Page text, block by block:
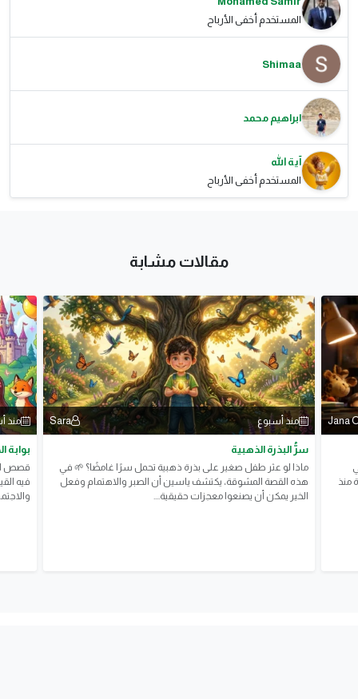
المستخدم أخفى الأرباح
Shimaa
ابراهيم محمد
آية الله
المستخدم أخفى الأرباح
مقالات مشابة
Jana
منذ
منذ أسبوع Sara
سرُّ البذرة الذهبية
ماذا لو عثر طفل صغير على بذرة ذهبية تحمل سرًا غامضًا؟ 🌱 في
هذه القصة المشوقة، يكتشف ياسين أن الصبر والاهتمام وفعل
الخير يمكن أن يصنعوا معجزات حقيقية....
منذ
بوابة
قصص
فيه